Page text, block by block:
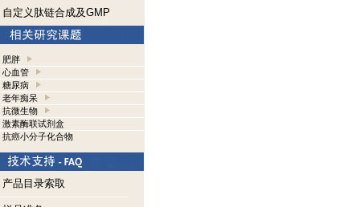
自定义肽链合成及GMP
肥胖
心血管
糖尿病
老年痴呆
抗微生物
激素酶联试剂盒
抗癌小分子化合物
产品目录索取